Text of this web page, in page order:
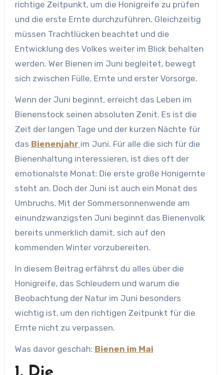
richtige Zeitpunkt, um die Honigreife zu prüfen
und die erste Ernte durchzuführen. Gleichzeitig
müssen Trachtlücken beachtet und die
Entwicklung des Volkes weiter im Blick behalten
werden. Wer Bienen im Juni begleitet, bewegt
sich zwischen Fülle, Ernte und erster Vorsorge.
Wenn der Juni beginnt, erreicht das Leben im
Bienenstock seinen absoluten Zenit. Es ist die
Zeit der langen Tage und der kurzen Nächte für
das Bienenjahr im Juni. Für alle die sich für die
Bienenhaltung interessieren, ist dies oft der
emotionalste Monat: Die erste große Honigernte
steht an. Doch der Juni ist auch ein Monat des
Umbruchs. Mit der Sommersonnenwende am
einundzwanzigsten Juni beginnt das Bienenvolk
bereits unmerklich damit, sich auf den
kommenden Winter vorzubereiten.
In diesem Beitrag erfährst du alles über die
Honigreife, das Schleudern und warum die
Beobachtung der Natur im Juni besonders
wichtig ist, um den richtigen Zeitpunkt für die
Ernte nicht zu verpassen.
Was davor geschah: Bienen im Mai